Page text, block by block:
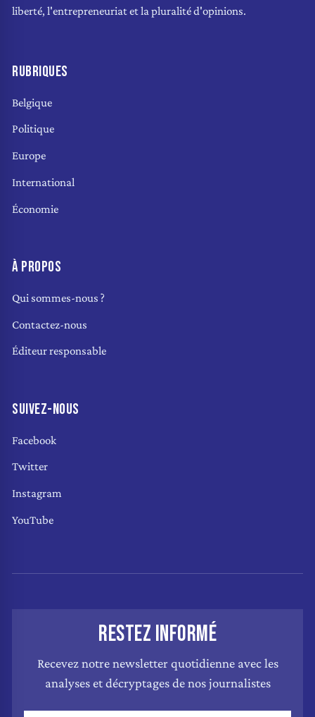
liberté, l'entrepreneuriat et la pluralité d'opinions.
RUBRIQUES
Belgique
Politique
Europe
International
Économie
À PROPOS
Qui sommes-nous ?
Contactez-nous
Éditeur responsable
SUIVEZ-NOUS
Facebook
Twitter
Instagram
YouTube
RESTEZ INFORMÉ
Recevez notre newsletter quotidienne avec les
analyses et décryptages de nos journalistes